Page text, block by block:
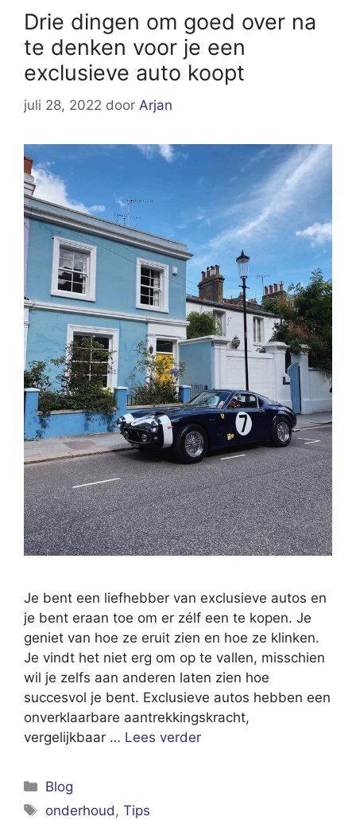
Drie dingen om goed over na
te denken voor je een
exclusieve auto koopt
juli 28, 2022 door Arjan
Je bent een liefhebber van exclusieve autos en
je bent eraan toe om er zélf een te kopen. Je
geniet van hoe ze eruit zien en hoe ze klinken.
Je vindt het niet erg om op te vallen, misschien
wil je zelfs aan anderen laten zien hoe
succesvol je bent. Exclusieve autos hebben een
onverklaarbare aantrekkingskracht,
vergelijkbaar … Lees verder
Categorieën
Blog
Tags
onderhoud ,Tips